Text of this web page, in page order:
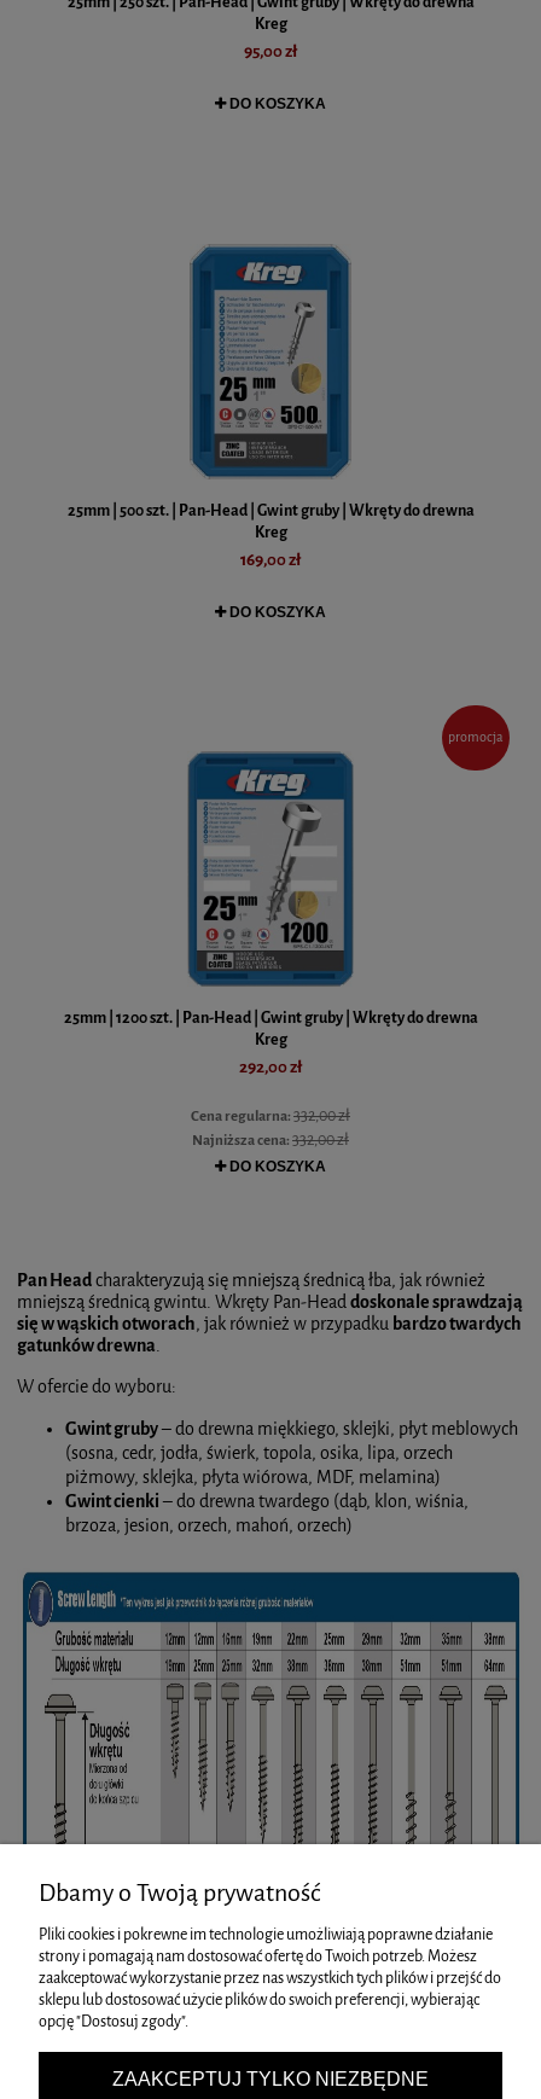
Kreg
95,00 zł
DO KOSZYKA
25mm | 500 szt. | Pan-Head | Gwint gruby | Wkręty do drewna
Kreg
169,00 zł
DO KOSZYKA
25mm | 1200 szt. | Pan-Head | Gwint gruby | Wkręty do drewna
Kreg
292,00 zł
Cena regularna:332,00 zł
Najniższa cena:332,00 zł
DO KOSZYKA
promocja
Pan Headcharakteryzują się mniejszą średnicą łba, jak również
mniejszą średnicą gwintu. Wkręty Pan-Headdoskonale sprawdzają
się w wąskich otworach, jak również w przypadku bardzo twardych
gatunków drewna.
W ofercie do wyboru:
Gwint gruby– do drewna miękkiego, sklejki, płyt meblowych
(sosna, cedr, jodła, świerk, topola, osika, lipa, orzech
piżmowy, sklejka, płyta wiórowa, MDF, melamina)
Gwint cienki– do drewna twardego (dąb, klon, wiśnia,
brzoza, jesion, orzech, mahoń, orzech)
ZAKUPY
Dbamy o Twoją prywatność
Pliki cookies i pokrewne im technologie umożliwiają poprawne działanie
strony i pomagają nam dostosować ofertę do Twoich potrzeb. Możesz
zaakceptować wykorzystanie przez nas wszystkich tych plików i przejść do
sklepu lub dostosować użycie plików do swoich preferencji, wybierając
opcję "Dostosuj zgody".
ZAAKCEPTUJ TYLKO NIEZBĘDNE